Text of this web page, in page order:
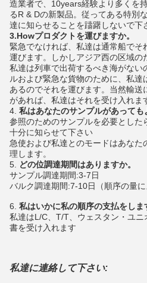
造業者で、10years経験より多くを
るR & Dの新製品。従ってある特別
達に知らせることを躊躇しないで下
3.Howプロダクトを運びますか。
緊急でなければ、私達は通常船で
運びます。しかしアジア西の区域の
私達は列車で出荷するべき海がない
ルおよび緊急な貨物のために、私
あるのでそれを運びます。当然輸送
があれば、私達はそれを受け入れま
4. 私はあなたのサンプルがあっても
参照のためのサンプルを必要とした
十分に知らせて下さい
急使および私達とのモードはあなた
理します。
5.
どの位調達期間はありますか。
サンプル調達期間:3-7日
バルク調達期間:7-10日（順序の量に
6. 私はいかに私の順序の支払をしま
私達はL/C、T/T、ウェスタン・ユ
書を受け入れます
私達に連絡して下さい: